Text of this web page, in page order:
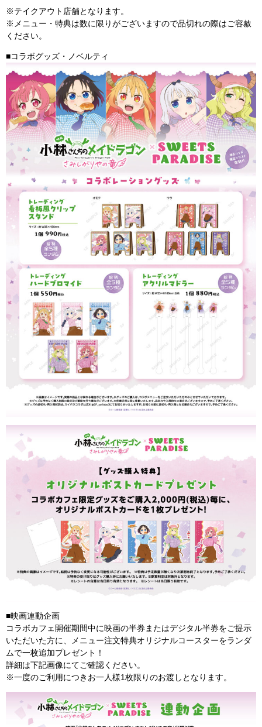
※テイクアウト店舗となります。
※メニュー・特典は数に限りがございますので品切れの際はご容赦
ください。
■コラボグッズ・ノベルティ
■映画連動企画
コラボカフェ開催期間中に映画の半券またはデジタル半券をご提示
いただいた方に、メニュー注文特典オリジナルコースターをランダ
ムで一枚追加プレゼント！
詳細は下記画像にてご確認ください。
※一度のご利用につきお一人様1枚限りのお渡しとなります。